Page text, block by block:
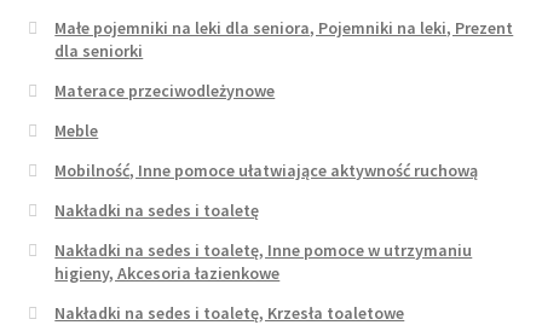
Małe pojemniki na leki dla seniora, Pojemniki na leki, Prezent
dla seniorki
Materace przeciwodleżynowe
Meble
Mobilność, Inne pomoce ułatwiające aktywność ruchową
Nakładki na sedes i toaletę
Nakładki na sedes i toaletę, Inne pomoce w utrzymaniu
higieny, Akcesoria łazienkowe
Nakładki na sedes i toaletę, Krzesła toaletowe